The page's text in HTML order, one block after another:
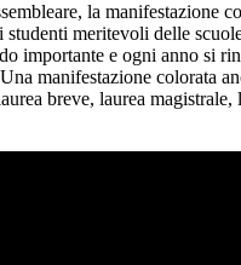
la
meritevoli delle
importante e ogni anno si
manifestazione colorata
breve, laurea